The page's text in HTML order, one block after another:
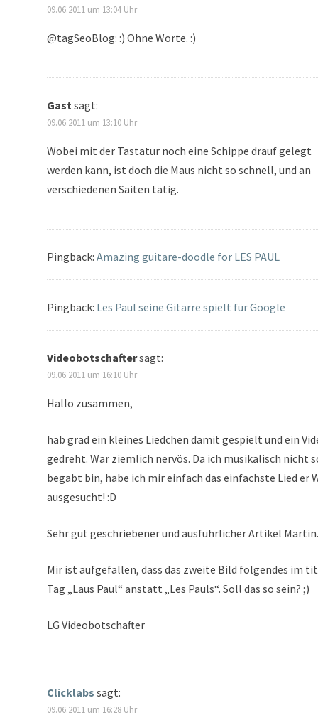
09.06.2011 um 13:04 Uhr
@tagSeoBlog: :) Ohne Worte. :)
Gast sagt:
09.06.2011 um 13:10 Uhr
Wobei mit der Tastatur noch eine Schippe drauf gelegt
werden kann, ist doch die Maus nicht so schnell, und an
verschiedenen Saiten tätig.
Pingback: Amazing guitare-doodle for LES PAUL
Pingback: Les Paul seine Gitarre spielt für Google
Videobotschaftersagt:
09.06.2011 um 16:10 Uhr
Hallo zusammen,
hab grad ein kleines Liedchen damit gespielt und ein
gedreht. War ziemlich nervös. Da ich musikalisch nicht
begabt bin, habe ich mir einfach das einfachste Lied er
ausgesucht! :D
Sehr gut geschriebener und ausführlicher Artikel Martin.
Mir ist aufgefallen, dass das zweite Bild folgendes im
Tag „Laus Paul“ anstatt „Les Pauls“. Soll das so sein? ;)
LG Videobotschafter
Clicklabs sagt:
09.06.2011 um 16:28 Uhr